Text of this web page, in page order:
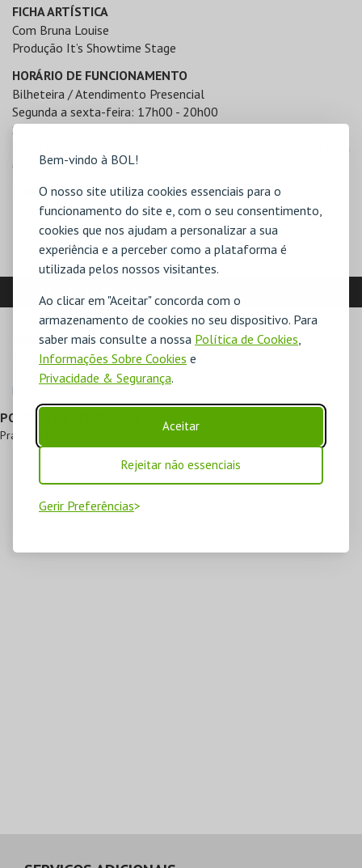
Bem-vindo à BOL!
O nosso site utiliza cookies essenciais para o
funcionamento do site e, com o seu consentimento,
cookies que nos ajudam a personalizar a sua
experiência e a perceber como a plataforma é
utilizada pelos nossos visitantes.
Ao clicar em "Aceitar" concorda com o
armazenamento de cookies no seu dispositivo. Para
saber mais consulte a nossa Política de Cookies
Informações Sobre Cookies e
Privacidade & Segurança.
Aceitar
Rejeitar não essenciais
Gerir Preferências
FICHA ARTÍSTICA
Com Bruna Louise
Produção It’s Showtime Stage
HORÁRIO DE FUNCIONAMENTO
Bilheteira / Atendimento Presencial
Segunda a sexta-feira: 17h00 - 20h00
Sábados, domingos e feriados: encerrada.
Em dias de eventos: abre duas horas antes e encerra uma hora
depois do início do espetáculo.
PREÇOS
Plateia - 30€ | Plateia Mobilidade Reduzida - 30€ |
Balcão - 25€
LOCALIZAÇÃO
MORADA
Teatro Académico de Gil Vicente, Praça da República
3000-343 Coimbra
Direcções para TAGV
PONTOS DE REFERÊNCIA
Praça da República